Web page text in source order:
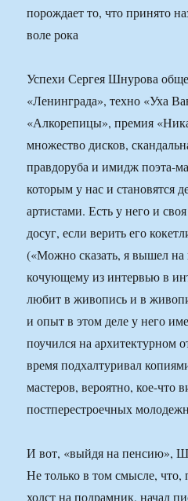
порождает то, что принято
воле рока
Успехи Сергея Шнурова
«Ленинграда», техно «Уха
«Алкорепицы», премия
множество дисков,
правдоруба и имидж поэта-
которым у нас и становятся
артистами. Есть у него и
досуг, если верить его
(«Можно сказать, я вышел на
кочующему из интервью в
любит в живопись и в
и опыт в этом деле у него
поучился на
время подхалтуривал
мастеров, вероятно, кое-что
постперестроечных
И вот, «выйдя на пенсию»,
Не только в том смысле,
холст на подрамник, начал